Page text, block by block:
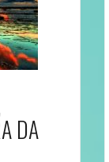
DA